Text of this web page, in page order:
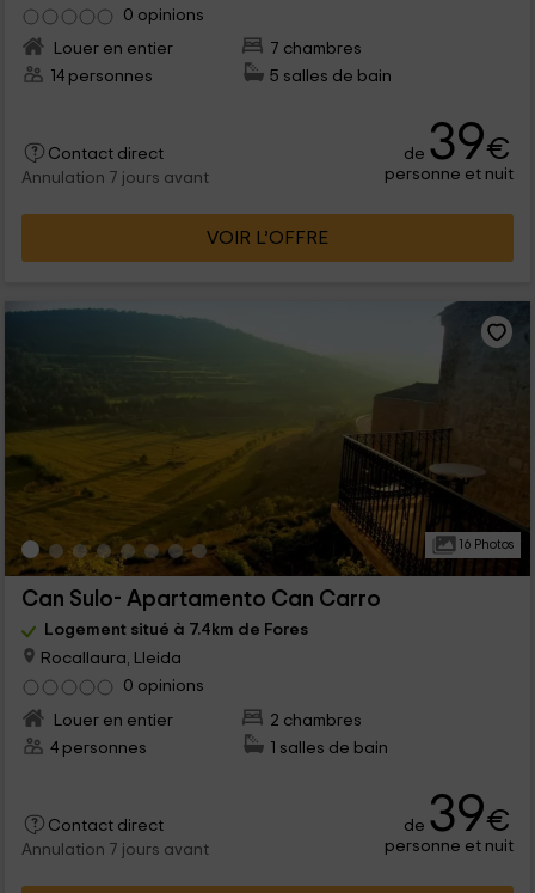
0 opinions
Louer en entier
7 chambres
14 personnes
5 salles de bain
Contact direct
Annulation 7 jours avant
de 39€
personne et nuit
VOIR L’OFFRE
16 Photos
Can Sulo- Apartamento Can Carro
Logement situé à 7.4km de Fores
Rocallaura, Lleida
0 opinions
Louer en entier
2 chambres
4 personnes
1 salles de bain
Contact direct
Annulation 7 jours avant
de 39€
personne et nuit